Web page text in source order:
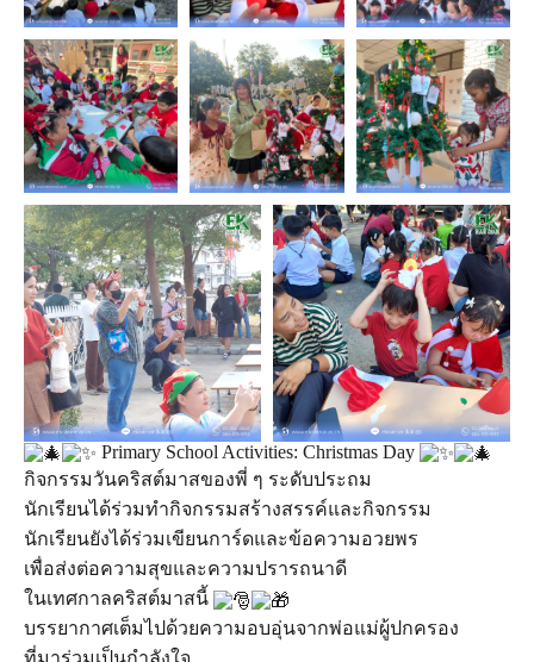
Primary School Activities: Christmas Day
กิจกรรมวันคริสต์มาสของพี่ ๆ ระดับประถม
นักเรียนได้ร่วมทำกิจกรรมสร้างสรรค์และกิจกรรม
นักเรียนยังได้ร่วมเขียนการ์ดและข้อความอวยพร
เพื่อส่งต่อความสุขและความปรารถนาดี
ในเทศกาลคริสต์มาสนี้
บรรยากาศเต็มไปด้วยความอบอุ่นจากพ่อแม่ผู้ปกครอง